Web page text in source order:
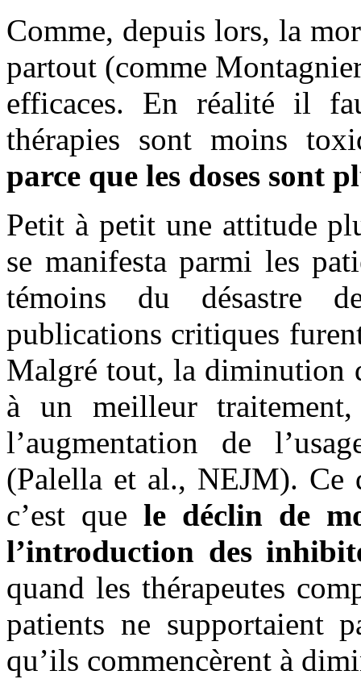
Comme, depuis lors, la
partout (comme
efficaces. En réalité il
thérapies sont moins
parce que les doses sont
Petit à petit une attitude
se manifesta parmi les
témoins du désastre
publications critiques
Malgré tout, la diminution
à un meilleur
l’augmentation de
(Palella et al., NEJM). Ce
c’est que le déclin de
l’introduction des
quand les thérapeutes
patients ne supportaient
qu’ils commencèrent à